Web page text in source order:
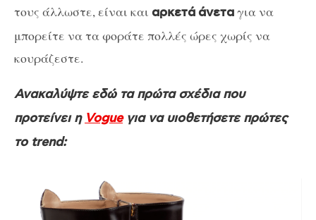
τους άλλωστε, είναι και αρκετάάνεταγια να
μπορείτε να τα φοράτε πολλές ώρες χωρίς να
κουράζεστε.
Ανακαλύψτε εδώ τα πρώτα σχέδια που
προτείνει η Vogueγια να υιοθετήσετε πρώτες
το trend: